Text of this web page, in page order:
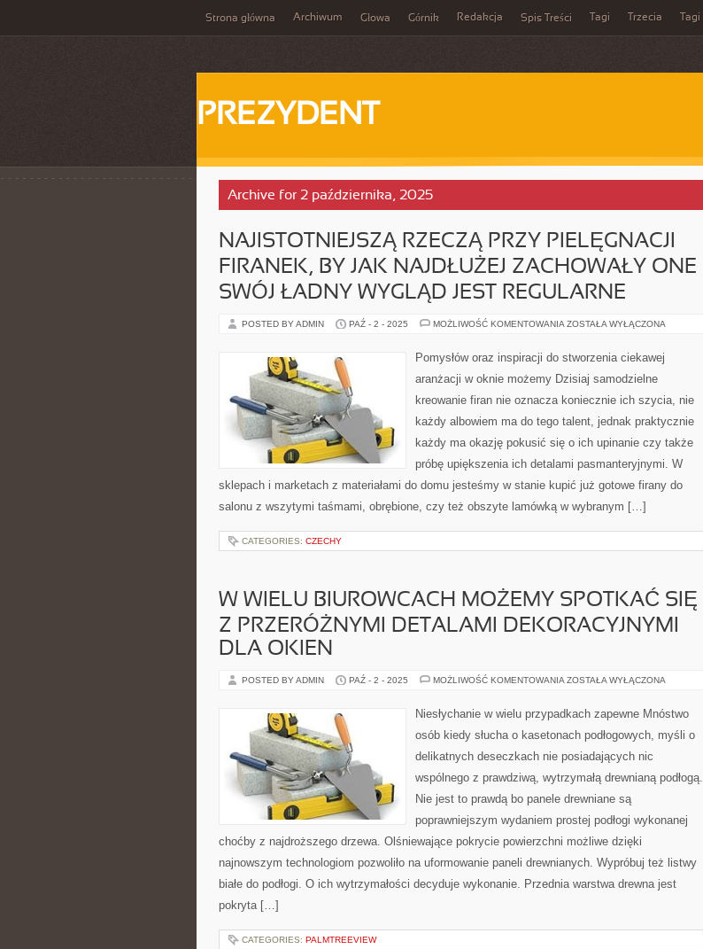
Strona główna Archiwum Głowa Górnik Redakcja Spis Treści Tagi Trzecia Tagi
PREZYDENT
Archive for 2 października, 2025
NAJISTOTNIEJSZĄ RZECZĄ PRZY PIELĘGNACJI
FIRANEK, BY JAK NAJDŁUŻEJ ZACHOWAŁY ONE
SWÓJ ŁADNY WYGLĄD JEST REGULARNE
POSTED BY ADMIN PAŹ - 2 - 2025 MOŻLIWOŚĆ KOMENTOWANIA NAJISTOTNIEJSZĄ
PIELĘGNACJI
FIRANEK,
JAK
ZACHOWAŁY
SWÓJ
ŁADNY
WYGLĄD
JEST
REGULARNE
ZOSTAŁA WYŁĄCZONA
Pomysłów oraz inspiracji do stworzenia ciekawej
aranżacji w oknie możemy Dzisiaj samodzielne
kreowanie firan nie oznacza koniecznie ich szycia, nie
każdy albowiem ma do tego talent, jednak praktycznie
każdy ma okazję pokusić się o ich upinanie czy także
próbę upiększenia ich detalami pasmanteryjnymi. W
sklepach i marketach z materiałami do domu jesteśmy w stanie kupić już gotowe firany do
salonu z wszytymi taśmami, obrębione, czy też obszyte lamówką w wybranym […]
CATEGORIES: CZECHY
W WIELU BIUROWCACH MOŻEMY SPOTKAĆ SIĘ
Z PRZERÓŻNYMI DETALAMI DEKORACYJNYMI
DLA OKIEN
POSTED BY ADMIN PAŹ - 2 - 2025 MOŻLIWOŚĆ KOMENTOWANIA W
MOŻEMY
SPOTKAĆ
Z
DETALAMI
DLA
OKIEN
ZOSTAŁA WYŁĄCZONA
Niesłychanie w wielu przypadkach zapewne Mnóstwo
osób kiedy słucha o kasetonach podłogowych, myśli o
delikatnych deseczkach nie posiadających nic
wspólnego z prawdziwą, wytrzymałą drewnianą podłogą.
Nie jest to prawdą bo panele drewniane są
poprawniejszym wydaniem prostej podłogi wykonanej
choćby z najdroższego drzewa. Olśniewające pokrycie powierzchni możliwe dzięki
najnowszym technologiom pozwoliło na uformowanie paneli drewnianych. Wypróbuj też listwy
białe do podłogi. O ich wytrzymałości decyduje wykonanie. Przednia warstwa drewna jest
pokryta […]
CATEGORIES: PALMTREEVIEW